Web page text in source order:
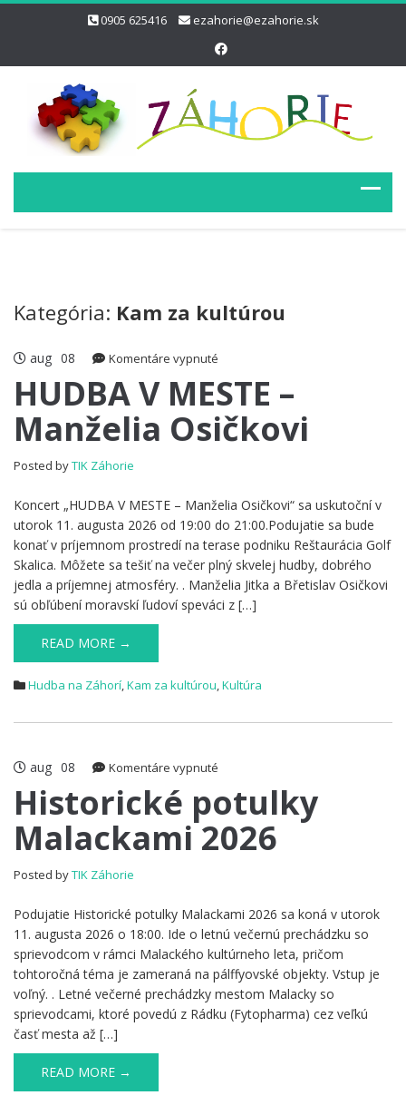
0905 625416 ezahorie@ezahorie.sk
Kategória: Kam za kultúrou
aug 08 Komentáre vypnuté
V
MESTE
–
HUDBA V MESTE –
Manželia Osičkovi
Posted byTIK Záhorie
Koncert „HUDBA V MESTE – Manželia Osičkovi“ sa uskutoční v
utorok 11. augusta 2026 od 19:00 do 21:00.Podujatie sa bude
konať v príjemnom prostredí na terase podniku Reštaurácia Golf
Skalica. Môžete sa tešiť na večer plný skvelej hudby, dobrého
jedla a príjemnej atmosféry. . Manželia Jitka a Břetislav Osičkovi
sú obľúbení moravskí ľudoví speváci z […]
READ MORE →
Hudba na Záhorí,Kam za kultúrou,Kultúra
aug 08 Komentáre vypnuté
potulky
Malackami
2026
Historické potulky
Malackami 2026
Posted byTIK Záhorie
Podujatie Historické potulky Malackami 2026 sa koná v utorok
11. augusta 2026 o 18:00. Ide o letnú večernú prechádzku so
sprievodcom v rámci Malackého kultúrneho leta, pričom
tohtoročná téma je zameraná na pálffyovské objekty. Vstup je
voľný. . Letné večerné prechádzky mestom Malacky so
sprievodcami, ktoré povedú z Rádku (Fytopharma) cez veľkú
časť mesta až […]
READ MORE →